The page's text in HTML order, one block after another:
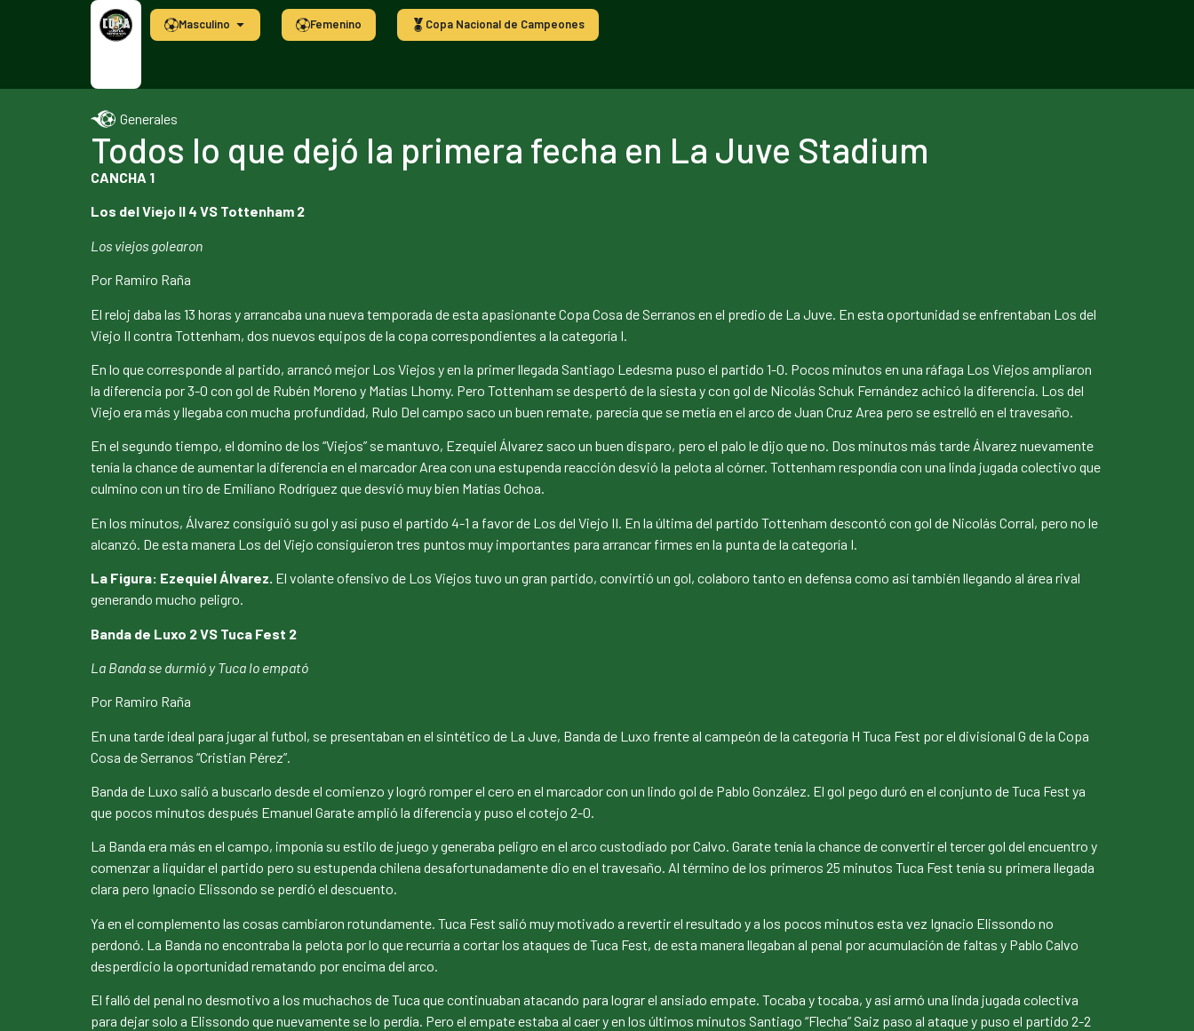
Masculino Femenino Copa Nacional de Campeones
Generales
Todos lo que dejó la primera fecha en La Juve Stadium
CANCHA 1
Los del Viejo II 4 VS Tottenham 2
Los viejos golearon
Por Ramiro Raña
El reloj daba las 13 horas y arrancaba una nueva temporada de esta apasionante Copa Cosa de Serranos en el predio de La Juve. En esta oportunidad se enfrentaban Los del
Viejo II contra Tottenham, dos nuevos equipos de la copa correspondientes a la categoría I.
En lo que corresponde al partido, arrancó mejor Los Viejos y en la primer llegada Santiago Ledesma puso el partido 1-0. Pocos minutos en una ráfaga Los Viejos ampliaron
la diferencia por 3-0 con gol de Rubén Moreno y Matías Lhomy. Pero Tottenham se despertó de la siesta y con gol de Nicolás Schuk Fernández achicó la diferencia. Los del
Viejo era más y llegaba con mucha profundidad, Rulo Del campo saco un buen remate, parecía que se metía en el arco de Juan Cruz Area pero se estrelló en el travesaño.
En el segundo tiempo, el domino de los “Viejos” se mantuvo, Ezequiel Álvarez saco un buen disparo, pero el palo le dijo que no. Dos minutos más tarde Álvarez nuevamente
tenía la chance de aumentar la diferencia en el marcador Area con una estupenda reacción desvió la pelota al córner. Tottenham respondía con una linda jugada colectivo que
culmino con un tiro de Emiliano Rodríguez que desvió muy bien Matías Ochoa.
En los minutos, Álvarez consiguió su gol y así puso el partido 4-1 a favor de Los del Viejo II. En la última del partido Tottenham descontó con gol de Nicolás Corral, pero no le
alcanzó. De esta manera Los del Viejo consiguieron tres puntos muy importantes para arrancar firmes en la punta de la categoría I.
La Figura: Ezequiel Álvarez. El volante ofensivo de Los Viejos tuvo un gran partido, convirtió un gol, colaboro tanto en defensa como así también llegando al área rival
generando mucho peligro.
Banda de Luxo 2 VS Tuca Fest 2
La Banda se durmió y Tuca lo empató
Por Ramiro Raña
En una tarde ideal para jugar al futbol, se presentaban en el sintético de La Juve, Banda de Luxo frente al campeón de la categoría H Tuca Fest por el divisional G de la Copa
Cosa de Serranos “Cristian Pérez”.
Banda de Luxo salió a buscarlo desde el comienzo y logró romper el cero en el marcador con un lindo gol de Pablo González. El gol pego duró en el conjunto de Tuca Fest ya
que pocos minutos después Emanuel Garate amplió la diferencia y puso el cotejo 2-0.
La Banda era más en el campo, imponía su estilo de juego y generaba peligro en el arco custodiado por Calvo. Garate tenía la chance de convertir el tercer gol del encuentro y
comenzar a liquidar el partido pero su estupenda chilena desafortunadamente dio en el travesaño. Al término de los primeros 25 minutos Tuca Fest tenía su primera llegada
clara pero Ignacio Elissondo se perdió el descuento.
Ya en el complemento las cosas cambiaron rotundamente. Tuca Fest salió muy motivado a revertir el resultado y a los pocos minutos esta vez Ignacio Elissondo no
perdonó. La Banda no encontraba la pelota por lo que recurría a cortar los ataques de Tuca Fest, de esta manera llegaban al penal por acumulación de faltas y Pablo Calvo
desperdicio la oportunidad rematando por encima del arco.
El falló del penal no desmotivo a los muchachos de Tuca que continuaban atacando para lograr el ansiado empate. Tocaba y tocaba, y así armó una linda jugada colectiva
para dejar solo a Elissondo que nuevamente se lo perdía. Pero el empate estaba al caer y en los últimos minutos Santiago “Flecha” Saiz paso al ataque y puso el partido 2-2